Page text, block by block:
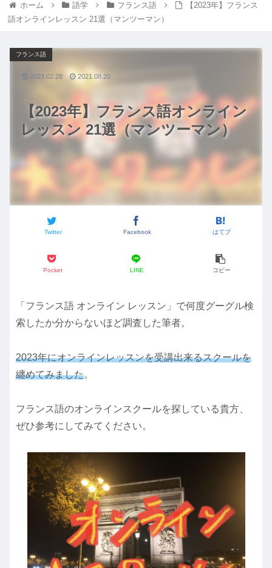
ホーム 語学 フランス語
【2023年】フランス
語オンラインレッスン 21選（マンツーマン）
【2023年】フランス語オンライン
レッスン 21選（マンツーマン）
フランス語
Twitter Facebook はてブ
Pocket LINE コピー
2023.02.28 2021.08.20
「フランス語 オンライン レッスン」で何度グーグル検
索したか分からないほど調査した筆者。
2023年にオンラインレッスンを受講出来るスクールを
纏めてみました。
フランス語のオンラインスクールを探している貴方、
ぜひ参考にしてみてください。